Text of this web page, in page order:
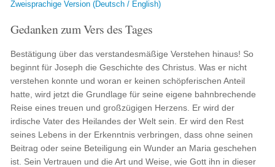
Zweisprachige Version (Deutsch / English)
Gedanken zum Vers des Tages
Bestätigung über das verstandesmäßige Verstehen hinaus! So
beginnt für Joseph die Geschichte des Christus. Was er nicht
verstehen konnte und woran er keinen schöpferischen Anteil
hatte, wird jetzt die Grundlage für seine eigene bahnbrechende
Reise eines treuen und großzügigen Herzens. Er wird der
irdische Vater des Heilandes der Welt sein. Er wird den Rest
seines Lebens in der Erkenntnis verbringen, dass ohne seinen
Beitrag oder seine Beteiligung ein Wunder an Maria geschehen
ist. Sein Vertrauen und die Art und Weise, wie Gott ihn in dieser